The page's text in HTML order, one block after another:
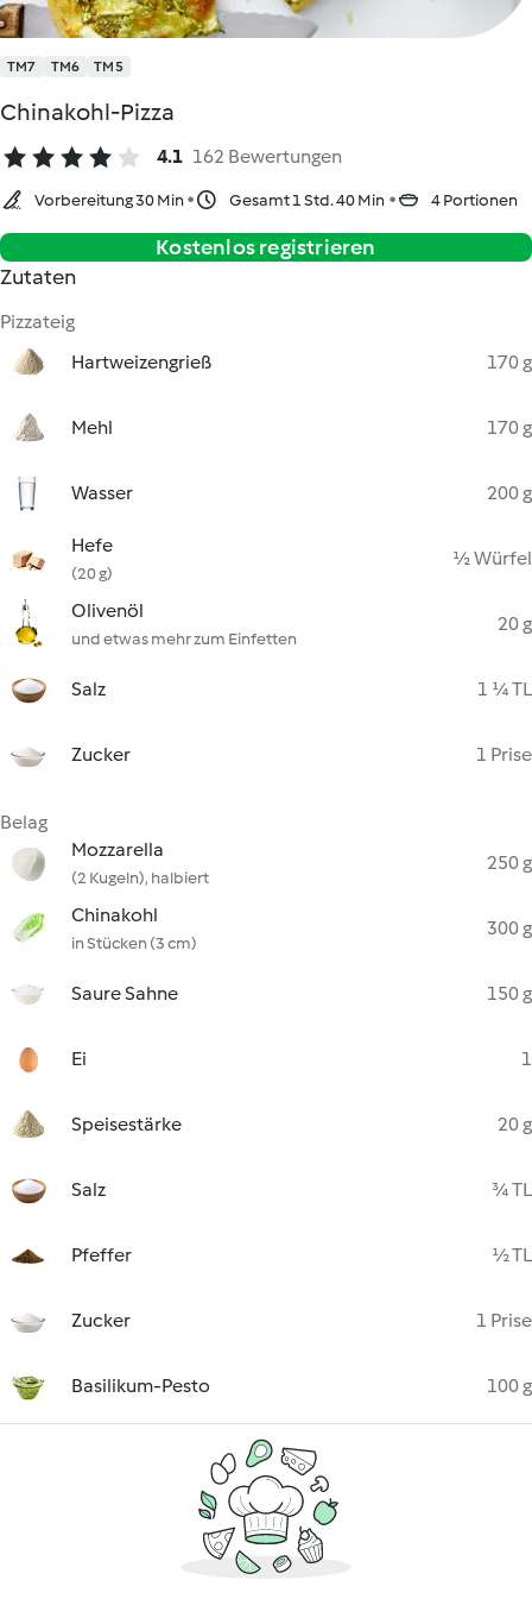
TM7 TM6 TM5
Chinakohl-Pizza
4.1 162 Bewertungen
Vorbereitung 30 Min Gesamt 1 Std. 40 Min 4 Portionen
Kostenlos registrieren
Zutaten
Pizzateig
Hartweizengrieß
170 g
Mehl 170 g
Wasser 200 g
Hefe
(20 g)
½ Würfel
Olivenöl
und etwas mehr zum Einfetten
20 g
Salz 1 ¼ TL
Zucker 1 Prise
Belag
Mozzarella
(2 Kugeln), halbiert
250 g
Chinakohl
in Stücken (3 cm)
300 g
Saure Sahne 150 g
Ei 1
Speisestärke 20 g
Salz ¾ TL
Pfeffer ½ TL
Zucker 1 Prise
Basilikum-Pesto 100 g